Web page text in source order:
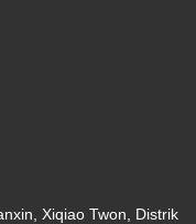
Xiqiao Twon, Distrik